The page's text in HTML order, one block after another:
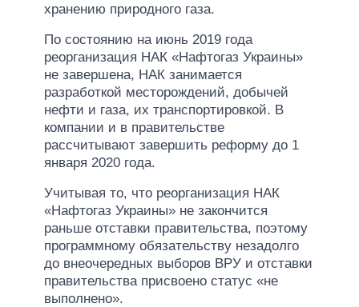
хранению природного газа.
По состоянию на июнь 2019 года
реорганизация НАК «Нафтогаз Украины»
не завершена, НАК занимается
разработкой месторождений, добычей
нефти и газа, их транспортировкой. В
компании и в правительстве
рассчитывают завершить реформу до 1
января 2020 года.
Учитывая то, что реорганизация НАК
«Нафтогаз Украины» не закончится
раньше отставки правительства, поэтому
программному обязательству незадолго
до внеочередных выборов ВРУ и отставки
правительства присвоено статус «не
выполнено».